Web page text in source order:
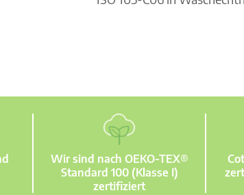
Wir sind nach OEKO-TEX®
Standard 100 (Klasse I)
zertifiziert